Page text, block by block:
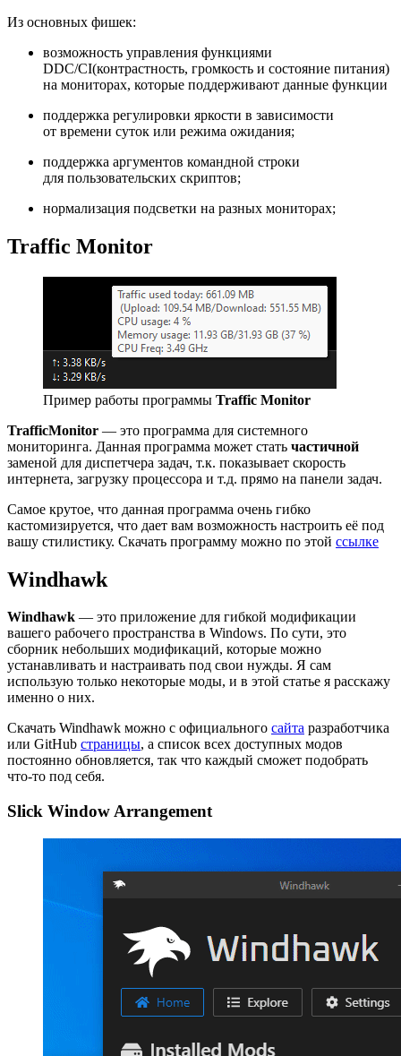
Из основных фишек:
возможность управления функциями
DDC/CI(контрастность, громкость и состояние питания)
на мониторах, которые поддерживают данные функции
поддержка регулировки яркости в зависимости
от времени суток или режима ожидания;
поддержка аргументов командной строки
для пользовательских скриптов;
нормализация подсветки на разных мониторах;
Traffic Monitor
Пример работы программы Traffic Monitor
TrafficMonitor — это программа для системного
мониторинга. Данная программа может стать частичной
заменой для диспетчера задач, т.к. показывает скорость
интернета, загрузку процессора и т.д. прямо на панели задач.
Самое крутое, что данная программа очень гибко
кастомизируется, что дает вам возможность настроить её под
вашу стилистику. Скачать программу можно по этой ссылке
Windhawk
Windhawk — это приложение для гибкой модификации
вашего рабочего пространства в Windows. По сути, это
сборник небольших модификаций, которые можно
устанавливать и настраивать под свои нужды. Я сам
использую только некоторые моды, и в этой статье я расскажу
именно о них.
Скачать Windhawk можно с официального сайта разработчика
или GitHub страницы, а список всех доступных модов
постоянно обновляется, так что каждый сможет подобрать
что-то под себя.
Slick Window Arrangement